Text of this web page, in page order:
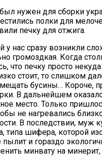
нужен для сборки
полки для
печку для отжига.
у нас сразу возникли
громоздкая. Когда
что печку просто
стоит, то слишком
бусины… Короче,
В дальнейшем
место. Только
не нагревались
В последствии, муж
типа шифера, которой
пылит и гораздо
минвату на